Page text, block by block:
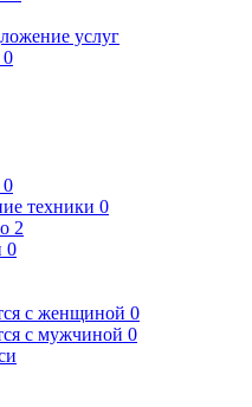
услуг
0
0
техники 0
2
0
с женщиной 0
с мужчиной 0